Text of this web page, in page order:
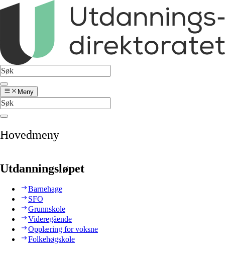
Meny
Hovedmeny
Utdanningsløpet
Barnehage
SFO
Grunnskole
Videregående
Opplæring for voksne
Folkehøgskole